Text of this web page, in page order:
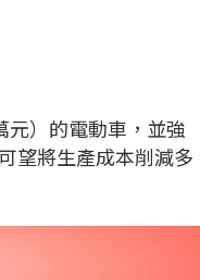
）的電動車，並強
望將生產成本削減多